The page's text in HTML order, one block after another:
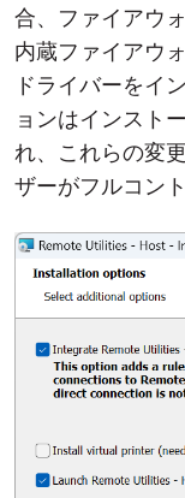
合、ファイアウ
内蔵ファイアウ
ドライバーをイ
ョンはインスト
れ、これらの変
ザーがフルコン